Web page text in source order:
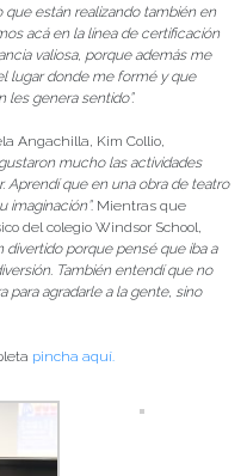
que están realizando también en
acá en la línea de certificación
valiosa, porque además me
lugar donde me formé y que
genera sentido”.
Angachilla, Kim Collio,
mucho las actividades
Aprendí que en una obra de teatro
imaginación”. Mientras que
del colegio Windsor School,
divertido porque pensé que iba a
También entendí que no
para agradarle a la gente, sino
pincha aquí.